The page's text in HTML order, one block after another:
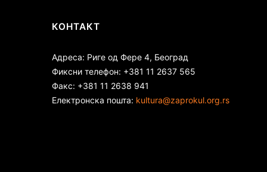
КОНТАКТ
Адреса: Риге од Фере 4, Београд
Фиксни телефон: +381 11 2637 565
Факс: +381 11 2638 941
Електронска пошта: kultura@zaprokul.org.rs